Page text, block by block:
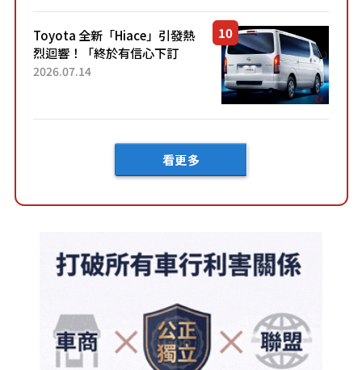
「三...
Toyota 全新「Hiace」引發熱
烈迴響！「終於有信心下訂
了！」「哪個等級交車最
車？...
2026.07.14
看更多